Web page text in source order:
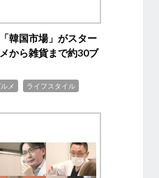
韓国市場」がスター
から雑貨まで約30ブ
メ ライフスタイル